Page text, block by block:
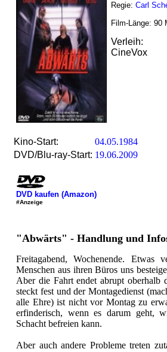
Regie: Carl
Film-Länge: 90
Verleih:
CineVox
Kino-Start:
04.05.1984
DVD/Blu-ray-Start: 19.06.2009
DVD kaufen (Amazon)
#Anzeige
"Abwärts" - Handlung und
Freitagabend, Wochenende. Etwas
Menschen aus ihren Büros uns
Aber die Fahrt endet abrupt
steckt fest und der Montagedienst
alle Ehre) ist nicht vor Montag zu
erfinderisch, wenn es darum geht,
Schacht befreien kann.
Aber auch andere Probleme treten